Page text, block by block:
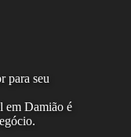
para seu
em Damião é